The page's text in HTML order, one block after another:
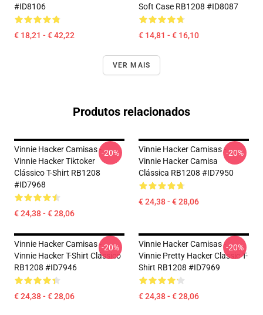
#ID8106
€ 18,21 - € 42,22
Soft Case RB1208 #ID8087
€ 14,81 - € 16,10
VER MAIS
Produtos relacionados
Vinnie Hacker Camisas -
Vinnie Hacker Tiktoker
Clássico T-Shirt RB1208
#ID7968
€ 24,38 - € 28,06
-20%
Vinnie Hacker Camisas -
Vinnie Hacker Camisa
Clássica RB1208 #ID7950
€ 24,38 - € 28,06
-20%
Vinnie Hacker Camisas -
Vinnie Hacker T-Shirt Clássico
RB1208 #ID7946
€ 24,38 - € 28,06
-20%
Vinnie Hacker Camisas -
Vinnie Pretty Hacker Classic T-
Shirt RB1208 #ID7969
€ 24,38 - € 28,06
-20%